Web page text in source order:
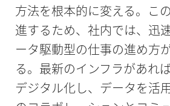
方法を根本的に変える。こ
進するため、社内では、迅
ータ駆動型の仕事の進め方
る。最新のインフラがあれ
デジタル化し、データを活